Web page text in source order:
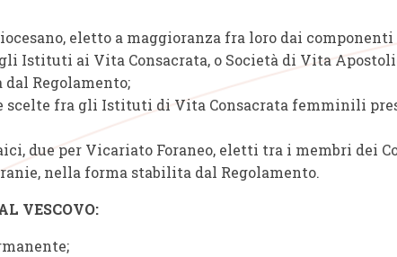
eletto a maggioranza fra loro dai
Istituti ai Vita Consacrata, o Società di Vita
Regolamento;
scelte fra gli Istituti di Vita Consacrata femminili
due per Vicariato Foraneo, eletti tra i membri dei
nella forma stabilita dal Regolamento.
VESCOVO: